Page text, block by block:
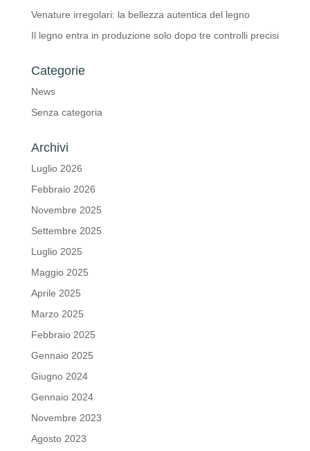
Venature irregolari: la bellezza autentica del legno
Il legno entra in produzione solo dopo tre controlli precisi
Categorie
News
Senza categoria
Archivi
Luglio 2026
Febbraio 2026
Novembre 2025
Settembre 2025
Luglio 2025
Maggio 2025
Aprile 2025
Marzo 2025
Febbraio 2025
Gennaio 2025
Giugno 2024
Gennaio 2024
Novembre 2023
Agosto 2023